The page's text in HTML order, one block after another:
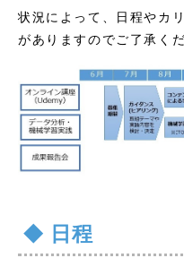
状況によって、日程やカ
がありますのでご了承くだ
日程